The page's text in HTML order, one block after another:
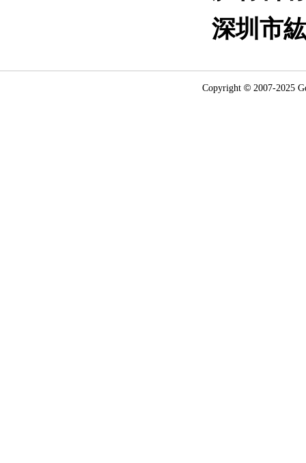
深圳市
Copyright © 2007-2025